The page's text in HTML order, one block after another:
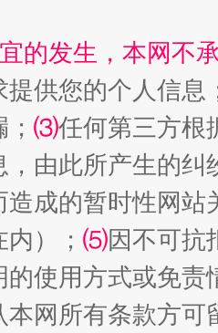
" "炒
的发生，本网不
提供您的个人信息
⑶任何第三方根
，由此所产生的纠
造成的暂时性网
）； ⑸因不可抗
的使用方式或免责
本网所有条款方